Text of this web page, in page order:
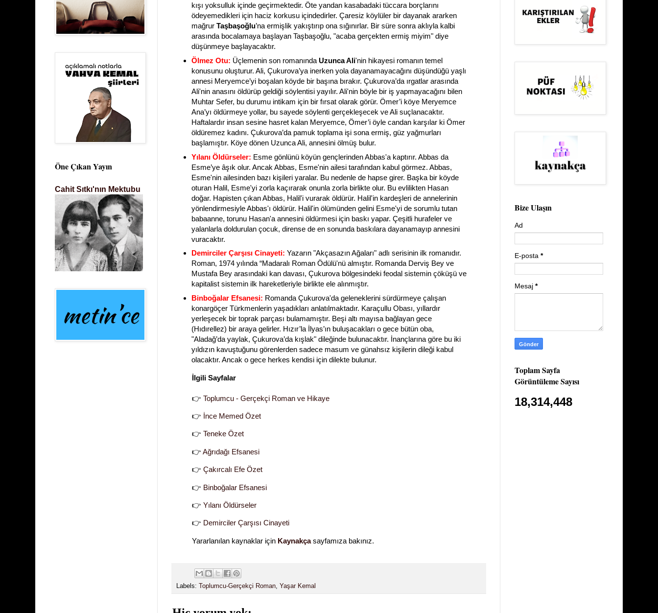
kışı yoksulluk içinde geçirmektedir. Öte yandan kasabadaki tüccara borçlarını
ödeyemedikleri için haciz korkusu içindedirler. Çaresiz köylüler bir dayanak ararken
mağrur Taşbaşoğlu’na ermişlik yakıştırıp ona sığınırlar. Bir süre sonra aklıyla kalbi
arasında bocalamaya başlayan Taşbaşoğlu, "acaba gerçekten ermiş miyim" diye
düşünmeye başlayacaktır.
Ölmez Otu: Üçlemenin son romanında Uzunca Ali'nin hikayesi romanın temel
konusunu oluşturur. Ali, Çukurova’ya inerken yola dayanamayacağını düşündüğü yaşlı
annesi Meryemce’yi boşalan köyde bir başına bırakır. Çukurova’da ırgatlar arasında
Ali'nin anasını öldürüp geldiği söylentisi yayılır. Ali'nin böyle bir iş yapmayacağını bilen
Muhtar Sefer, bu durumu intikam için bir fırsat olarak görür. Ömer’i köye Meryemce
Ana’yı öldürmeye yollar, bu sayede söylenti gerçekleşecek ve Ali suçlanacaktır.
Haftalardır insan sesine hasret kalan Meryemce, Ömer’i öyle candan karşılar ki Ömer
öldüremez kadını. Çukurova’da pamuk toplama işi sona ermiş, güz yağmurları
başlamıştır. Köye dönen Uzunca Ali, annesini ölmüş bulur.
Yılanı Öldürseler: Esme gönlünü köyün gençlerinden Abbas'a kaptırır. Abbas da
Esme’ye âşık olur. Ancak Abbas, Esme'nin ailesi tarafından kabul görmez. Abbas,
Esme'nin ailesinden bazı kişileri yaralar. Bu nedenle de hapse girer. Başka bir köyde
oturan Halil, Esme'yi zorla kaçırarak onunla zorla birlikte olur. Bu evlilikten Hasan
doğar. Hapisten çıkan Abbas, Halil'i vurarak öldürür. Halil'in kardeşleri de annelerinin
yönlendirmesiyle Abbas'ı öldürür. Halil'in ölümünden gelini Esme'yi de sorumlu tutan
babaanne, torunu Hasan'a annesini öldürmesi için baskı yapar. Çeşitli hurafeler ve
yalanlarla doldurulan çocuk, dirense de en sonunda baskılara dayanamayıp annesini
vuracaktır.
Demirciler Çarşısı Cinayeti: Yazarın "Akçasazın Ağaları" adlı serisinin ilk romanıdır.
Roman, 1974 yılında “Madaralı Roman Ödülü'nü almıştır. Romanda Derviş Bey ve
Mustafa Bey arasındaki kan davası, Çukurova bölgesindeki feodal sistemin çöküşü ve
kapitalist sistemin ilk hareketleriyle birlikte ele alınmıştır.
Binboğalar Efsanesi: Romanda Çukurova'da geleneklerini sürdürmeye çalışan
konargöçer Türkmenlerin yaşadıkları anlatılmaktadır. Karaçullu Obası, yıllardır
yerleşecek bir toprak parçası bulamamıştır. Beşi altı mayısa bağlayan gece
(Hıdırellez) bir araya gelirler. Hızır’la İlyas’ın buluşacakları o gece bütün oba,
"Aladağ’da yaylak, Çukurova’da kışlak" dileğinde bulunacaktır. İnançlarına göre bu iki
yıldızın kavuştuğunu görenlerden sadece masum ve günahsız kişilerin dileği kabul
olacaktır. Ancak o gece herkes kendisi için dilekte bulunur.
İlgili Sayfalar
👉 Toplumcu - Gerçekçi Roman ve Hikaye
👉 İnce Memed Özet
👉 Teneke Özet
👉 Ağrıdağı Efsanesi
👉 Çakırcalı Efe Özet
👉 Binboğalar Efsanesi
👉 Yılanı Öldürseler
👉 Demirciler Çarşısı Cinayeti
Yararlanılan kaynaklar için Kaynakçasayfamıza bakınız.
Labels: Toplumcu-Gerçekçi Roman, Yaşar Kemal
Öne Çıkan Yayın
Cahit Sıtkı'nın Mektubu
Bize Ulaşın
Ad
E-posta *
Mesaj *
Toplam Sayfa
Görüntüleme Sayısı
18,314,448